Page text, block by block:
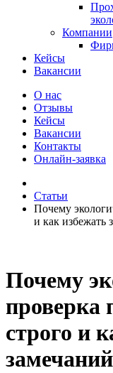
Компании
Кейсы
Вакансии
О нас
Отзывы
Кейсы
Вакансии
Контакты
Онлайн-заявка
Статьи
Почему
и как избежать
Почему
проверка
строго и
замечаний